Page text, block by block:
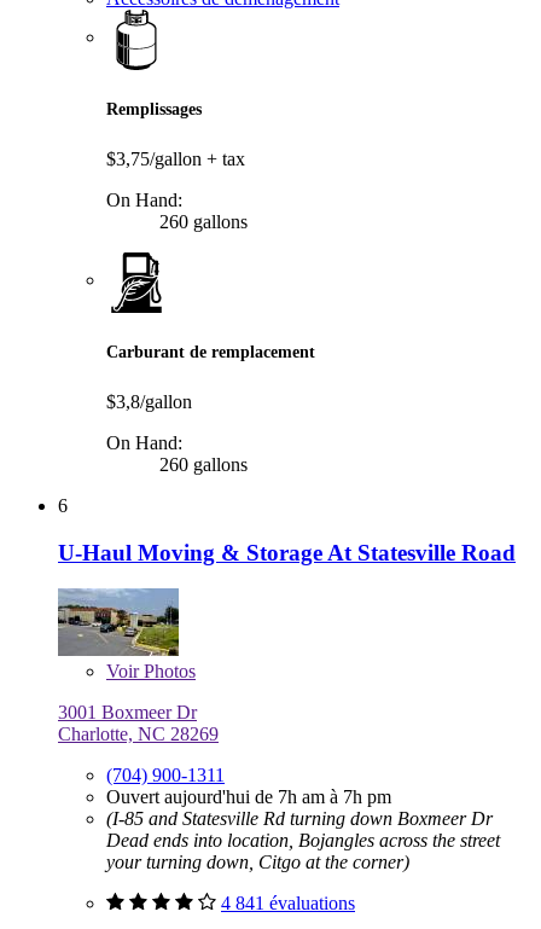
Remplissages
$3,75/gallon + tax
On Hand:
260 gallons
Carburant de remplacement
$3,8/gallon
On Hand:
260 gallons
6
U-Haul Moving & Storage At Statesville Road
VoirPhotos
3001 Boxmeer Dr
Charlotte, NC 28269
(704) 900-1311
Ouvert aujourd'hui de 7h am à 7h pm
(I-85 and Statesville Rd turning down Boxmeer Dr
Dead ends into location, Bojangles across the street
your turning down, Citgo at the corner)
4 841 évaluations